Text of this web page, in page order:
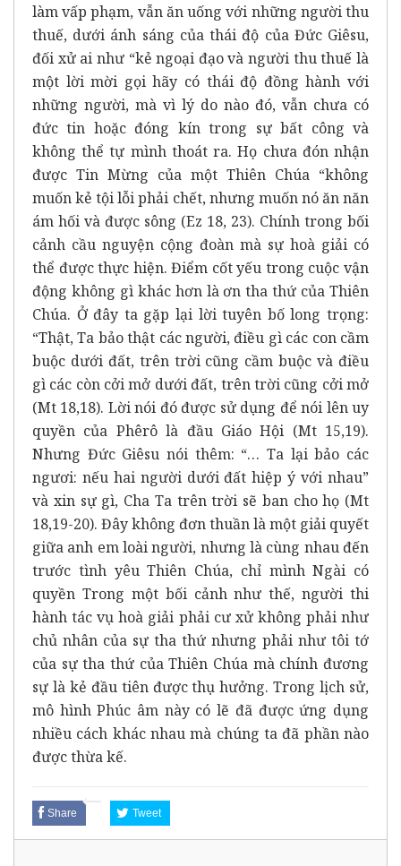
làm vấp phạm, vẫn ăn uống với những người thu
thuế, dưới ánh sáng của thái độ của Đức Giêsu,
đối xử ai như “kẻ ngoại đạo và người thu thuế là
một lời mời gọi hãy có thái độ đồng hành với
những người, mà vì lý do nào đó, vẫn chưa có
đức tin hoặc đóng kín trong sự bất công và
không thể tự mình thoát ra. Họ chưa đón nhận
được Tin Mừng của một Thiên Chúa “không
muốn kẻ tội lỗi phải chết, nhưng muốn nó ăn năn
ám hối và được sông (Ez 18, 23). Chính trong bối
cảnh cầu nguyện cộng đoàn mà sự hoà giải có
thể được thực hiện. Điểm cốt yếu trong cuộc vận
động không gì khác hơn là ơn tha thứ của Thiên
Chúa. Ở đây ta gặp lại lời tuyên bố long trọng:
“Thật, Ta bảo thật các người, điều gì các con cầm
buộc dưới đất, trên trời cũng cầm buộc và điều
gì các còn cởi mở dưới đất, trên trời cũng cởi mở
(Mt 18,18). Lời nói đó được sử dụng để nói lên uy
quyền của Phêrô là đầu Giáo Hội (Mt 15,19).
Nhưng Đức Giêsu nói thêm: “… Ta lại bảo các
ngươi: nếu hai người dưới đất hiệp ý với nhau”
và xin sự gì, Cha Ta trên trời sẽ ban cho họ (Mt
18,19-20). Đây không đơn thuần là một giải quyết
giữa anh em loài người, nhưng là cùng nhau đến
trước tình yêu Thiên Chúa, chỉ mình Ngài có
quyền Trong một bối cảnh như thế, người thi
hành tác vụ hoà giải phải cư xử không phải như
chủ nhân của sự tha thứ nhưng phải như tôi tớ
của sự tha thứ của Thiên Chúa mà chính đương
sự là kẻ đầu tiên được thụ hưởng. Trong lịch sử,
mô hình Phúc âm này có lẽ đã được ứng dụng
nhiều cách khác nhau mà chúng ta đã phần nào
được thừa kế.
Share Tweet